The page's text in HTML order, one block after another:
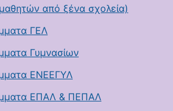
από ξένα σχολεία)
ΓΕΛ
Γυμνασίων
ΕΝΕΕΓΥΛ
ΕΠΑΛ & ΠΕΠΑΛ